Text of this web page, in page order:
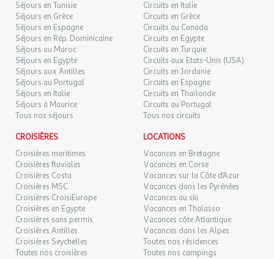
Séjours en Tunisie
Séjours en Grèce
Séjours en Espagne
Séjours en Rép. Dominicaine
Séjours au Maroc
Séjours en Egypte
Séjours aux Antilles
Séjours au Portugal
Séjours en Italie
Séjours à Maurice
Tous nos séjours
Circuits en Italie
Circuits en Grèce
Circuits au Canada
Circuits en Egypte
Circuits en Turquie
Circuits aux Etats-Unis (USA)
Circuits en Jordanie
Circuits en Espagne
Circuits en Thaïlande
Circuits au Portugal
Tous nos circuits
CROISIÈRES
Croisières maritimes
Croisières fluviales
Croisières Costa
Croisières MSC
Croisières CroisiEurope
Croisières en Egypte
Croisières sans permis
Croisières Antilles
Croisières Seychelles
Toutes nos croisières
LOCATIONS
Vacances en Bretagne
Vacances en Corse
Vacances sur la Côte d'Azur
Vacances dans les Pyrénées
Vacances au ski
Vacances en Thalasso
Vacances côte Atlantique
Vacances dans les Alpes
Toutes nos résidences
Toutes nos campings